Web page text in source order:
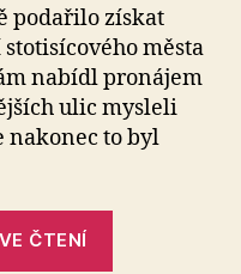
podařilo získat
města
nabídl pronájem
ulic mysleli
nakonec to byl
ČTENÍ